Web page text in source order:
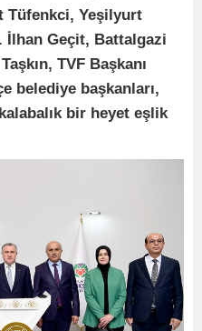
Tüfenkci, Yeşilyurt
İlhan Geçit, Battalgazi
TVF Başkanı
belediye başkanları,
bir heyet eşlik